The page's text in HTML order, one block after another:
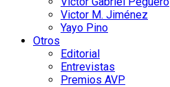
Victor M. Jiménez
Yayo Pino
Otros
Editorial
Entrevistas
Premios AVP